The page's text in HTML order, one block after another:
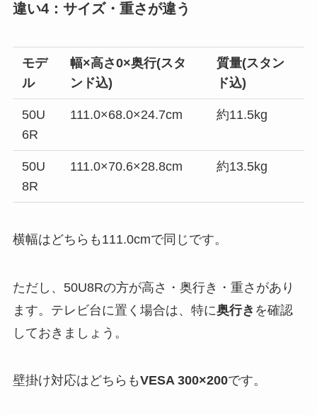
違い4：サイズ・重さが違う
モデ
ル
幅×高さ0×奥行(スタ
ンド込)
質量(スタン
ド込)
50U
6R
111.0×68.0×24.7cm 約11.5kg
50U
8R
111.0×70.6×28.8cm 約13.5kg
横幅はどちらも111.0cmで同じです。
ただし、50U8Rの方が高さ・奥行き・重さがあり
ます。テレビ台に置く場合は、特に奥行き を確認
しておきましょう。
壁掛け対応はどちらもVESA 300×200です。